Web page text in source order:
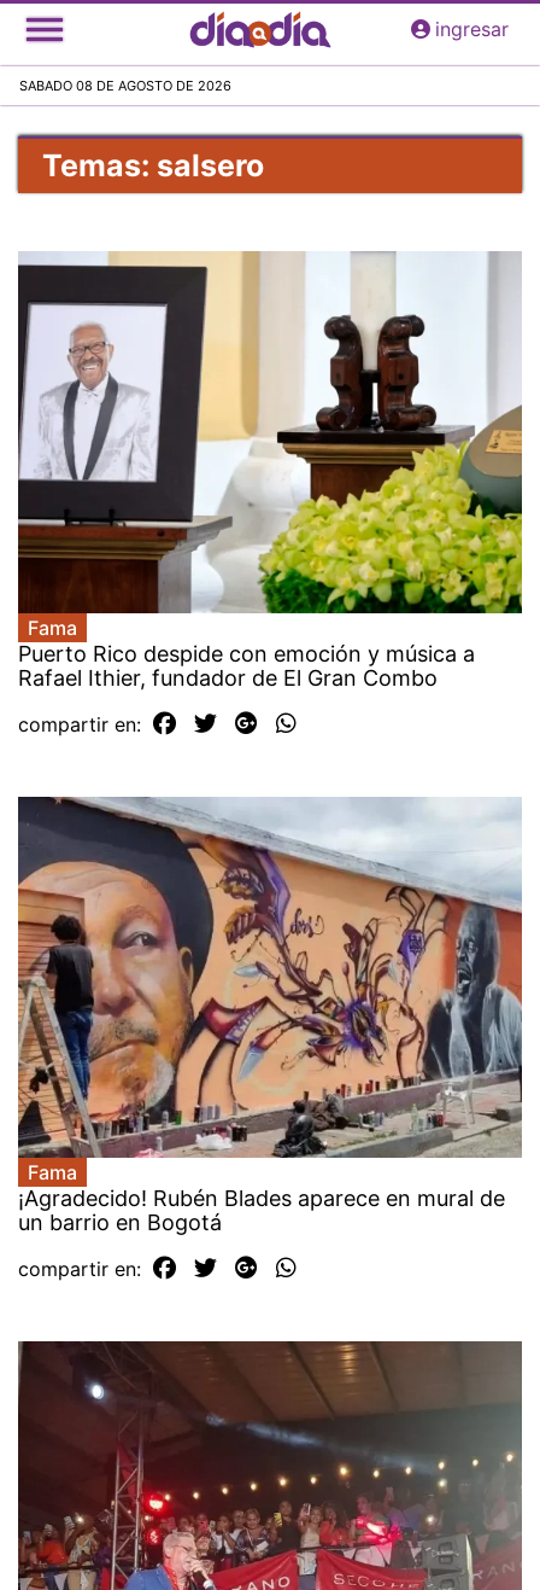
Pasar
al
principal
ingresar
SABADO 08 DE AGOSTO DE 2026
Temas: salsero
Fama
Puerto Rico despide con emoción y música a
Rafael Ithier, fundador de El Gran Combo
compartir en:
Fama
¡Agradecido! Rubén Blades aparece en mural de
un barrio en Bogotá
compartir en: